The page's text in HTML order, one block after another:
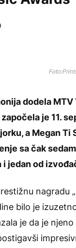
dodela
je 11.
a Megan Ti
sa čak
i jedan od
nagradu
bilo je
je da je